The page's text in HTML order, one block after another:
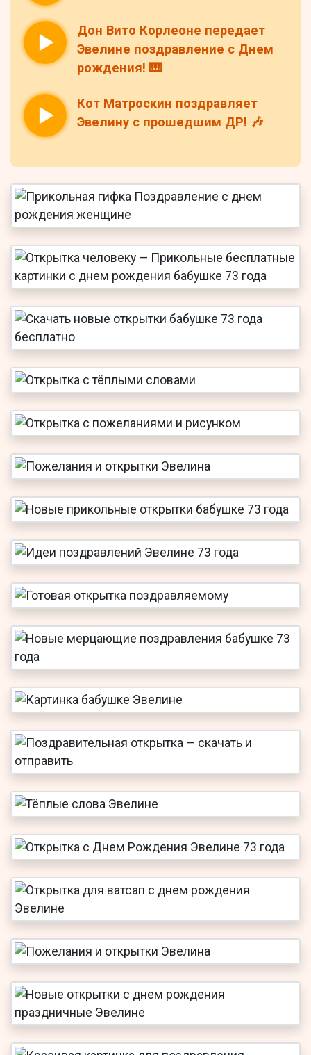
Дон Вито Корлеоне передает
Эвелине поздравление с Днем
рождения! 🎹
Кот Матроскин поздравляет
Эвелину с прошедшим ДР! 🎶